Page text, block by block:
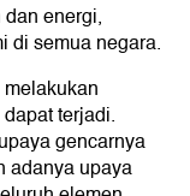
energi,
di semua negara.
terjadi.
gencarnya
adanya upaya